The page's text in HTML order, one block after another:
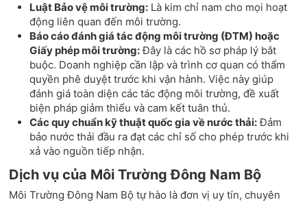
Luật Bảo vệ môi trường: Là kim chỉ nam cho mọi hoạt
động liên quan đến môi trường.
Báo cáo đánh giá tác động môi trường (ĐTM) hoặc
Giấy phép môi trường:Đây là các hồ sơ pháp lý bắt
buộc. Doanh nghiệp cần lập và trình cơ quan có thẩm
quyền phê duyệt trước khi vận hành. Việc này giúp
đánh giá toàn diện các tác động môi trường, đề xuất
biện pháp giảm thiểu và cam kết tuân thủ.
Các quy chuẩn kỹ thuật quốc gia về nước thải:Đảm
bảo nước thải đầu ra đạt các chỉ số cho phép trước khi
xả vào nguồn tiếp nhận.
Dịch vụ của Môi Trường Đông Nam Bộ
Môi Trường Đông Nam Bộ tự hào là đơn vị uy tín, chuyên